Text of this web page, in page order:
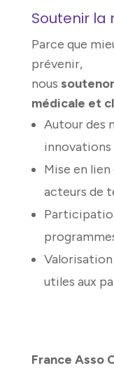
Soutenir la
Parce que
prévenir,
nous
médicale et
Autour des
Mise en
acteurs de
utiles aux
France Asso